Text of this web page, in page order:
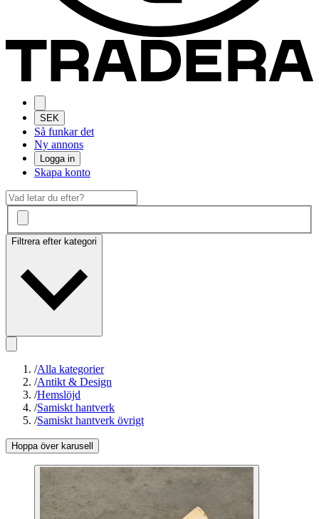
SEK
Så funkar det
Ny annons
Logga in
Skapa konto
Filtrera efter kategori
/Alla kategorier
/Antikt & Design
/Hemslöjd
/Samiskt hantverk
/Samiskt hantverk övrigt
Hoppa över karusell